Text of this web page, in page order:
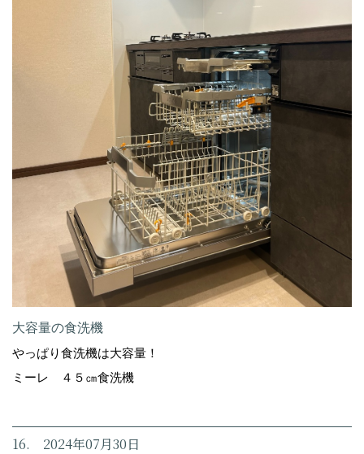
大容量の食洗機
やっぱり食洗機は大容量！
ミーレ ４５㎝食洗機
16. 2024年07月30日